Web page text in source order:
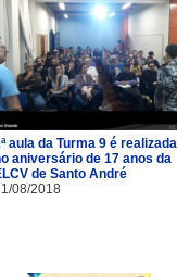
aula da Turma 9 é realizada
aniversário de 17 anos da
de Santo André
08/2018